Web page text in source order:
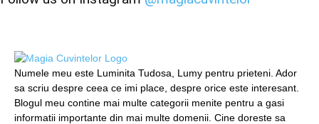
Numele meu este Luminita Tudosa, Lumy pentru prieteni. Ador
sa scriu despre ceea ce imi place, despre orice este interesant.
Blogul meu contine mai multe categorii menite pentru a gasi
informatii importante din mai multe domenii. Cine doreste sa